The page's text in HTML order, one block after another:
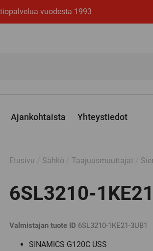
vuodesta 1993
Ajankohtaista Yhteystiedot
Etusivu Sähkö Taajuusmuuttajat
6SL3210-
Valmistajan tuote ID 6SL3210-1KE21-3UB1
SINAMICS G120C USS